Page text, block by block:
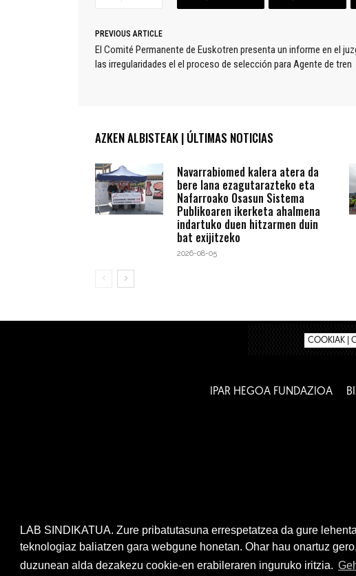
PREVIOUS ARTICLE
El Comité Permanente de Euskotren presenta un informe en el
las irregularidades el el proceso de selección para Agente de tren
AZKEN ALBISTEAK | ÚLTIMAS NOTICIAS
Navarrabiomed kalera atera da
bere lana ezagutarazteko eta
Nafarroako Osasun Sistema
Publikoaren ikerketa ahalmena
indartuko duen hitzarmen duin
bat exijitzeko
2026-08-05
COOKIAK |
IPAR HEGOA FUNDAZIOA
LAB SINDIKATUA. Zure pribatutasuna errespetatzea da gure
teknologiaz baliatzen gara webgune honetan. Ohar hau onartuz
duzunean alda dezakezu cookie-en erabileraren inguruko iritzia.